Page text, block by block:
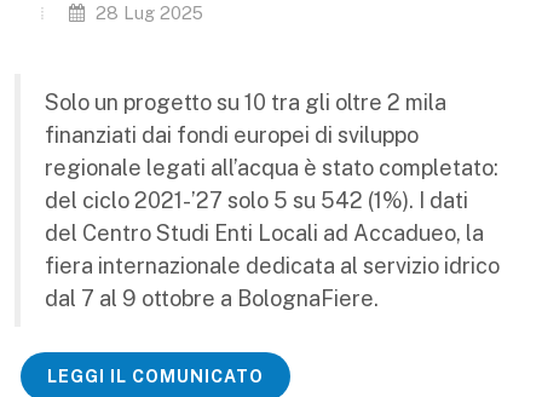
28 Lug 2025
Solo un progetto su 10 tra gli oltre 2 mila
finanziati dai fondi europei di sviluppo
regionale legati all’acqua è stato completato:
del ciclo 2021-’27 solo 5 su 542 (1%). I dati
del Centro Studi Enti Locali ad Accadueo, la
fiera internazionale dedicata al servizio idrico
dal 7 al 9 ottobre a BolognaFiere.
LEGGI IL COMUNICATO